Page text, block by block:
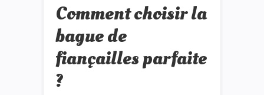
Comment choisir la
bague de
fiançailles parfaite
?